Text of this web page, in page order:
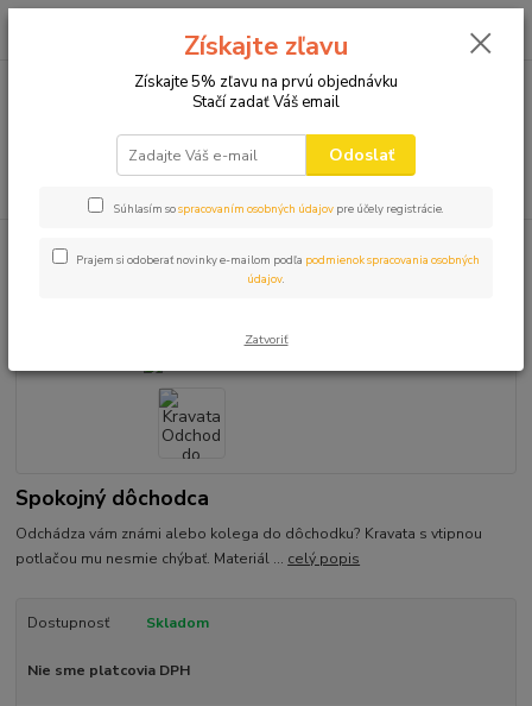
0,00 EUR
Kravata Odchod do dôchodku
Spokojný dôchodca
Odchádza vám známi alebo kolega do dôchodku? Kravata s vtipnou
potlačou mu nesmie chýbať. Materiál ... celý popis
Dostupnosť Skladom
Nie sme platcovia DPH
Získajte zľavu
Získajte 5% zľavu na prvú objednávku
Stačí zadať Váš email
Odoslať
Súhlasím sospracovaním osobných údajov pre účely registrácie.
Prajem si odoberať novinky e-mailom podľa podmienok spracovania osobných
údajov.
Zatvoriť